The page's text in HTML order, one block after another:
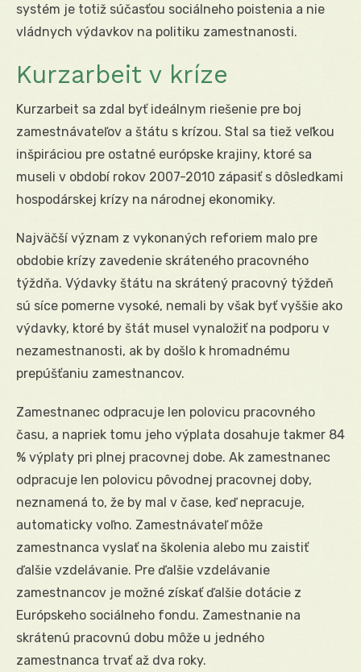
systém je totiž súčasťou sociálneho poistenia a nie
vládnych výdavkov na politiku zamestnanosti.
Kurzarbeit v kríze
Kurzarbeit sa zdal byť ideálnym riešenie pre boj
zamestnávateľov a štátu s krízou. Stal sa tiež veľkou
inšpiráciou pre ostatné európske krajiny, ktoré sa
museli v období rokov 2007-2010 zápasiť s dôsledkami
hospodárskej krízy na národnej ekonomiky.
Najväčší význam z vykonaných reforiem malo pre
obdobie krízy zavedenie skráteného pracovného
týždňa. Výdavky štátu na skrátený pracovný týždeň
sú síce pomerne vysoké, nemali by však byť vyššie ako
výdavky, ktoré by štát musel vynaložiť na podporu v
nezamestnanosti, ak by došlo k hromadnému
prepúšťaniu zamestnancov.
Zamestnanec odpracuje len polovicu pracovného
času, a napriek tomu jeho výplata dosahuje takmer 84
% výplaty pri plnej pracovnej dobe. Ak zamestnanec
odpracuje len polovicu pôvodnej pracovnej doby,
neznamená to, že by mal v čase, keď nepracuje,
automaticky voľno. Zamestnávateľ môže
zamestnanca vyslať na školenia alebo mu zaistiť
ďalšie vzdelávanie. Pre ďalšie vzdelávanie
zamestnancov je možné získať ďalšie dotácie z
Európskeho sociálneho fondu. Zamestnanie na
skrátenú pracovnú dobu môže u jedného
zamestnanca trvať až dva roky.